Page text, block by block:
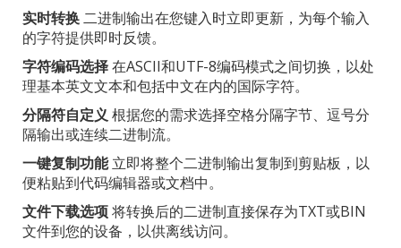
实时转换二进制输出在您键入时立即更新，为每个输入
的字符提供即时反馈。
字符编码选择在ASCII和UTF-8编码模式之间切换，以处
理基本英文文本和包括中文在内的国际字符。
分隔符自定义 根据您的需求选择空格分隔字节、逗号分
隔输出或连续二进制流。
一键复制功能立即将整个二进制输出复制到剪贴板，以
便粘贴到代码编辑器或文档中。
文件下载选项将转换后的二进制直接保存为TXT或BIN
文件到您的设备，以供离线访问。